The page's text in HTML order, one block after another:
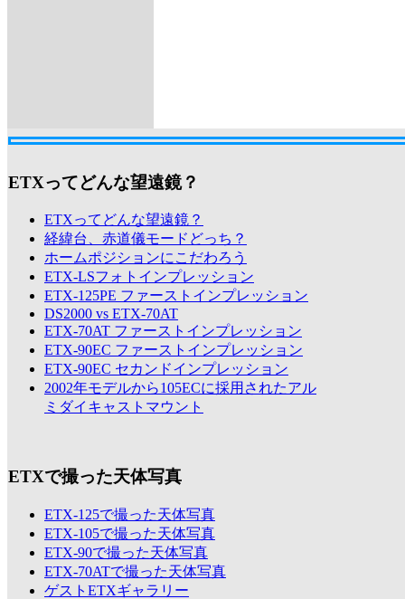
ETXってどんな望遠鏡？
ETXってどんな望遠鏡？
経緯台、赤道儀モードどっち？
ホームポジションにこだわろう
ETX-LSフォトインプレッション
ETX-125PE ファーストインプレッション
DS2000 vs ETX-70AT
ETX-70AT ファーストインプレッション
ETX-90EC ファーストインプレッション
ETX-90EC セカンドインプレッション
2002年モデルから105ECに採用されたアル
ミダイキャストマウント
ETXで撮った天体写真
ETX-125で撮った天体写真
ETX-105で撮った天体写真
ETX-90で撮った天体写真
ETX-70ATで撮った天体写真
ゲストETXギャラリー